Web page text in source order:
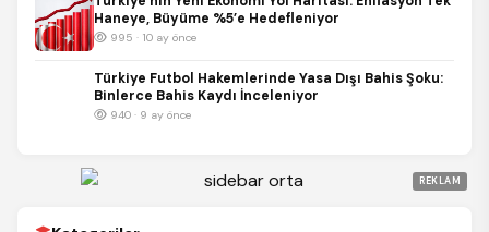
Haneye, Büyüme %5’e Hedefleniyor
995 · 10 ay önce
Türkiye Futbol Hakemlerinde Yasa Dışı Bahis Şoku:
Binlerce Bahis Kaydı İnceleniyor
940 · 9 ay önce
REKLAM